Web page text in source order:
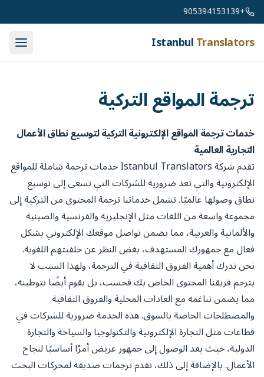
Skip to content
+905394153139
IstanbulTranslators
ترجمة المواقع التركية
خدمات ترجمة المواقع الإلكترونية التركية لتوسيع نطاق الأعمال
التجارية العالمية
تقدم شركة Istanbul Translators خدمات ترجمة شاملة للمواقع
الإلكترونية والتي تعد ضرورية للشركات التي تسعى إلى توسيع
نطاق وصولها عالميًا. تشمل خدماتنا ترجمة المحتوى من التركية إلى
مجموعة واسعة من اللغات مثل الإنجليزية والفرنسية والصينية
والألمانية والعربية، مما يضمن تواصل موقعك الإلكتروني بشكل
فعال مع جمهورك المستهدف، بغض النظر عن خلفيتهم اللغوية.
نحن ندرك أهمية الفروق الثقافية في الترجمة، ولهذا السبب لا
يترجم فريقنا المحتوى الخاص بك فحسب، بل يقوم أيضًا بتوطينه،
مما يضمن تناغمه مع العادات المحلية والفروق الثقافية
والمصطلحات الخاصة بالسوق. هذه الخدمة ضرورية للشركات في
قطاعات مثل التجارة الإلكترونية والتكنولوجيا والسياحة والتجارة
الدولية، حيث يعد الوصول إلى جمهور عريض أمرًا أساسيًا لنجاح
الأعمال. بالإضافة إلى ذلك، نقدم ترجمات صديقة لمحركات البحث